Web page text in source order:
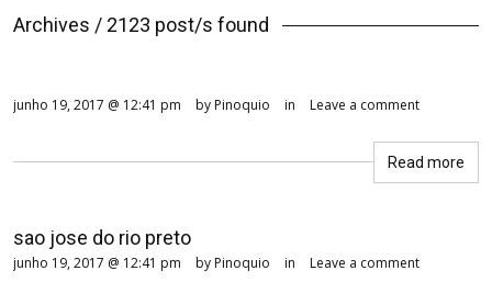
Archives / 2123 post/s found
junho 19, 2017 @ 12:41 pm by Pinoquio in Leave a comment
Read more
sao jose do rio preto
junho 19, 2017 @ 12:41 pm by Pinoquio in Leave a comment